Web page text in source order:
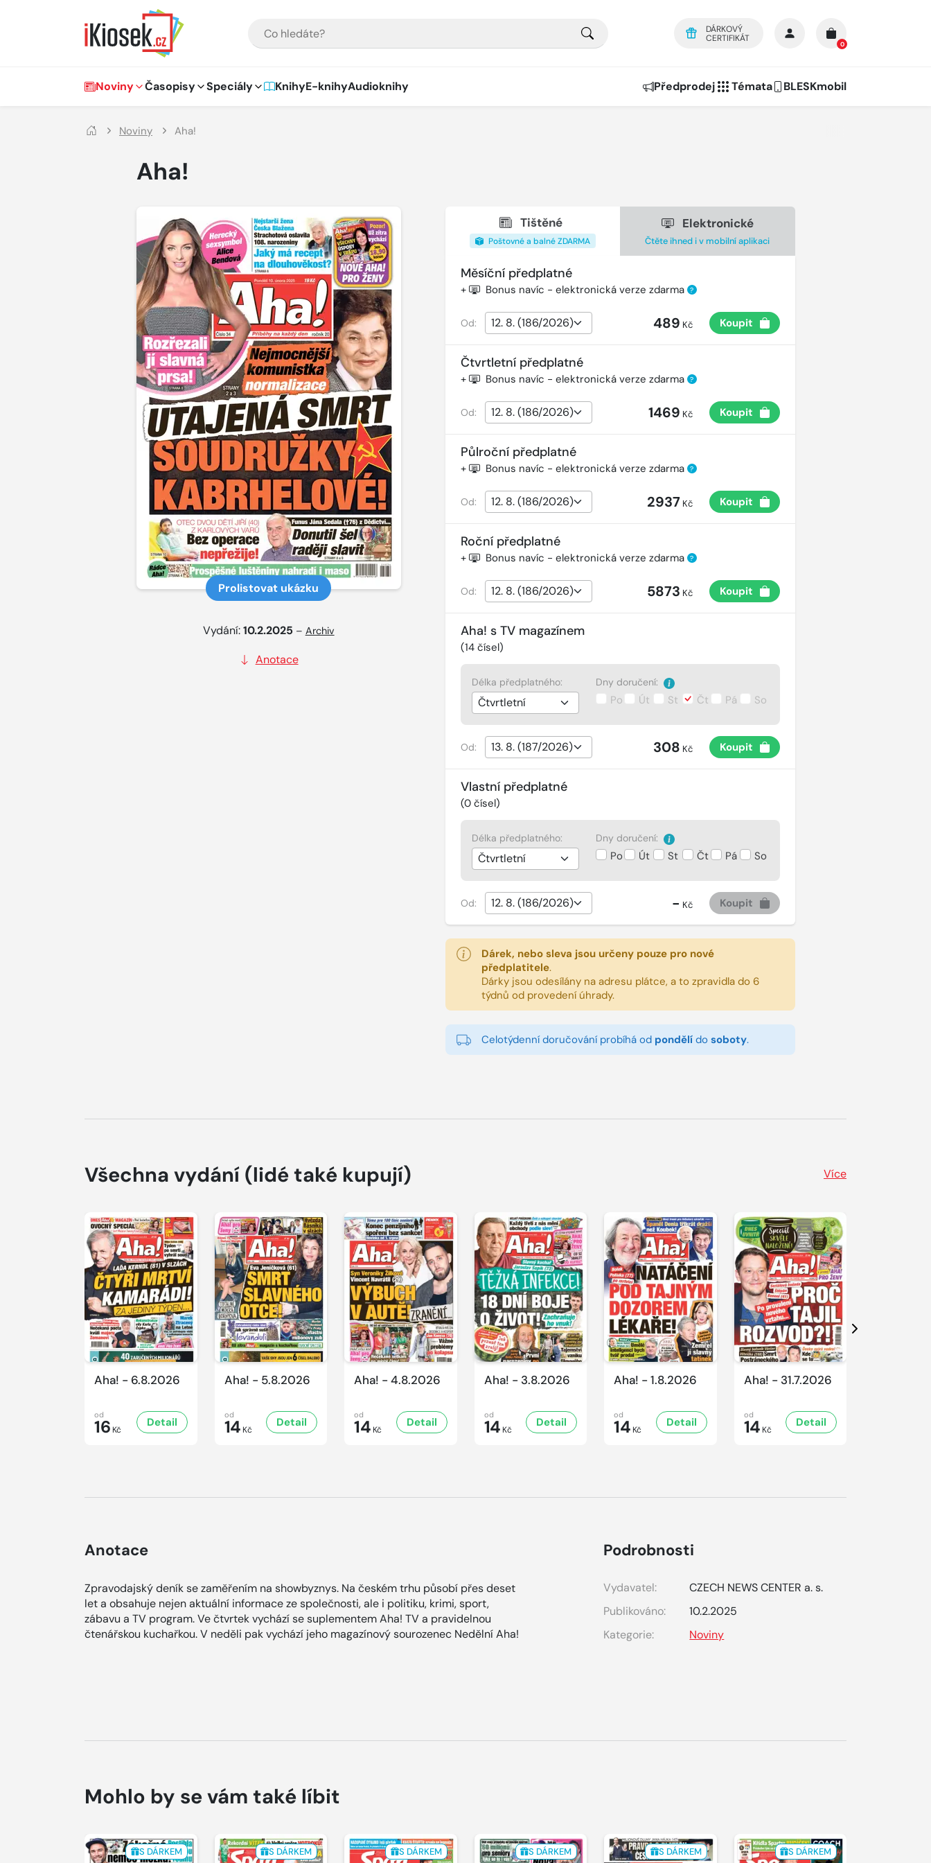
DÁRKOVÝ
CERTIFIKÁT
0
Hlavní navigace
Noviny Časopisy Speciály KnihyE-knihyAudioknihy Předprodej Témata BLESKmobil
Noviny Aha!
Aha!
Prolistovat ukázku
Vydání:10.2.2025 – Archiv
Anotace
Tištěné
Poštovné a balné ZDARMA
Elektronické
Čtěte ihned i v mobilní aplikaci
Měsíční předplatné
+ Bonus navíc - elektronická verze zdarma ?
Od: 489 Kč Koupit
Čtvrtletní předplatné
+ Bonus navíc - elektronická verze zdarma ?
Od: 1469 Kč Koupit
Půlroční předplatné
+ Bonus navíc - elektronická verze zdarma ?
Od: 2937 Kč Koupit
Roční předplatné
+ Bonus navíc - elektronická verze zdarma ?
Od: 5873 Kč Koupit
Aha! s TV magazínem
(14čísel)
Délka předplatného: Dny doručení:
Po Út St Čt Pá So
Od: 308 Kč Koupit
Vlastní předplatné
(0čísel)
Délka předplatného: Dny doručení:
Po Út St Čt Pá So
Od: - Kč Koupit
Dárek, nebo sleva jsou určeny pouze pro nové
předplatitele.
Dárky jsou odesílány na adresu plátce, a to zpravidla do 6
týdnů od provedení úhrady.
Celotýdenní doručování probíhá od pondělído soboty.
Všechna vydání (lidé také kupují) Více
Aha! - 6.8.2026
od
16 Kč
Detail
Aha! - 5.8.2026
od
14 Kč
Detail
Aha! - 4.8.2026
od
14 Kč
Detail
Aha! - 3.8.2026
od
14 Kč
Detail
Aha! - 1.8.2026
od
14 Kč
Detail
Aha! - 31.7.2026
od
14 Kč
Detail
Další
Anotace
Zpravodajský deník se zaměřením na showbyznys. Na českém trhu působí přes deset
let a obsahuje nejen aktuální informace ze společnosti, ale i politiku, krimi, sport,
zábavu a TV program. Ve čtvrtek vychází se suplementem Aha! TV a pravidelnou
čtenářskou kuchařkou. V neděli pak vychází jeho magazínový sourozenec Nedělní Aha!
Podrobnosti
Vydavatel:
CZECH NEWS CENTER a. s.
Publikováno:
10.2.2025
Kategorie:
Noviny
Mohlo by se vám také líbit
S DÁRKEM S DÁRKEM S DÁRKEM S DÁRKEM S DÁRKEM S DÁRKEM